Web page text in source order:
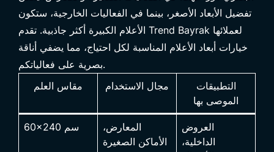
تفضيل الأبعاد الأصغر، بينما في الفعاليات الخارجية، ستكون
الأعلام الكبيرة أكثر جاذبية. تقدم Trend Bayrak لعملائها
خيارات أبعاد الأعلام المناسبة لكل احتياج، مما يضفي أناقة
بصرية على فعالياتكم.
مقاس العلم
مجال الاستخدام
التطبيقات
الموصى بها
60×240 سم
المعارض،
الأماكن الصغيرة
العروض
الداخلية،